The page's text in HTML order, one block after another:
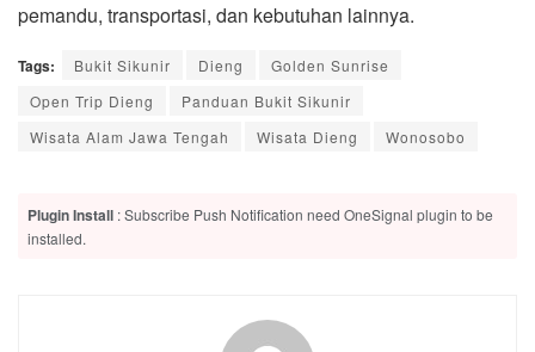
pemandu, transportasi, dan kebutuhan lainnya.
Tags: Bukit Sikunir Dieng
Golden Sunrise
Open Trip Dieng
Panduan Bukit Sikunir
Wisata Alam Jawa Tengah
Wisata Dieng Wonosobo
Plugin Install : Subscribe Push Notification need OneSignal plugin to be
installed.